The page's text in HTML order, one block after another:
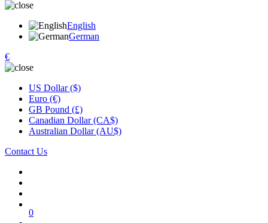
English
German
€
US Dollar ($)
Euro (€)
GB Pound (£)
Canadian Dollar (CA$)
Australian Dollar (AU$)
Contact Us
0